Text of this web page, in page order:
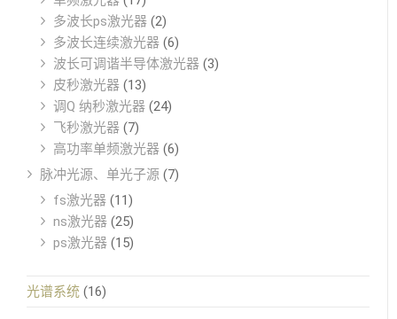
多波长ps激光器 (2)
多波长连续激光器 (6)
波长可调谐半导体激光器 (3)
皮秒激光器 (13)
调Q 纳秒激光器 (24)
飞秒激光器 (7)
高功率单频激光器 (6)
脉冲光源、单光子源 (7)
fs激光器 (11)
ns激光器 (25)
ps激光器 (15)
光谱系统 (16)